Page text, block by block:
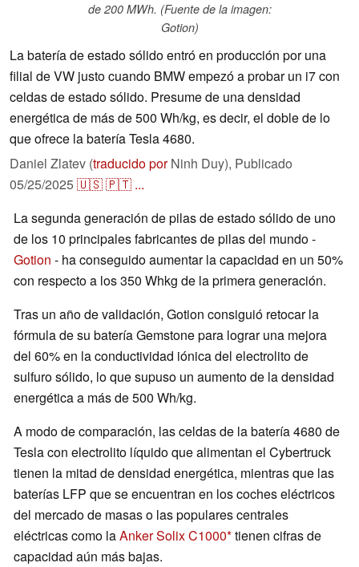
de 200 MWh. (Fuente de la imagen:
Gotion)
La batería de estado sólido entró en producción por una
filial de VW justo cuando BMW empezó a probar un i7 con
celdas de estado sólido. Presume de una densidad
energética de más de 500 Wh/kg, es decir, el doble de lo
que ofrece la batería Tesla 4680.
Daniel Zlatev (traducido porNinh Duy), Publicado
05/25/2025🇺🇸🇵🇹 ...
La segunda generación de pilas de estado sólido de uno
de los 10 principales fabricantes de pilas del mundo -
Gotion - ha conseguido aumentar la capacidad en un 50%
con respecto a los 350 Whkg de la primera generación.
Tras un año de validación, Gotion consiguió retocar la
fórmula de su batería Gemstone para lograr una mejora
del 60% en la conductividad iónica del electrolito de
sulfuro sólido, lo que supuso un aumento de la densidad
energética a más de 500 Wh/kg.
A modo de comparación, las celdas de la batería 4680 de
Tesla con electrolito líquido que alimentan el Cybertruck
tienen la mitad de densidad energética, mientras que las
baterías LFP que se encuentran en los coches eléctricos
del mercado de masas o las populares centrales
eléctricas como laAnker Solix C1000 tienen cifras de
capacidad aún más bajas.